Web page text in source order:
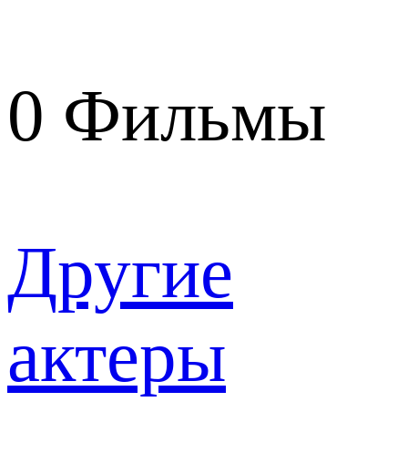
0 Фильмы
Другие
актеры